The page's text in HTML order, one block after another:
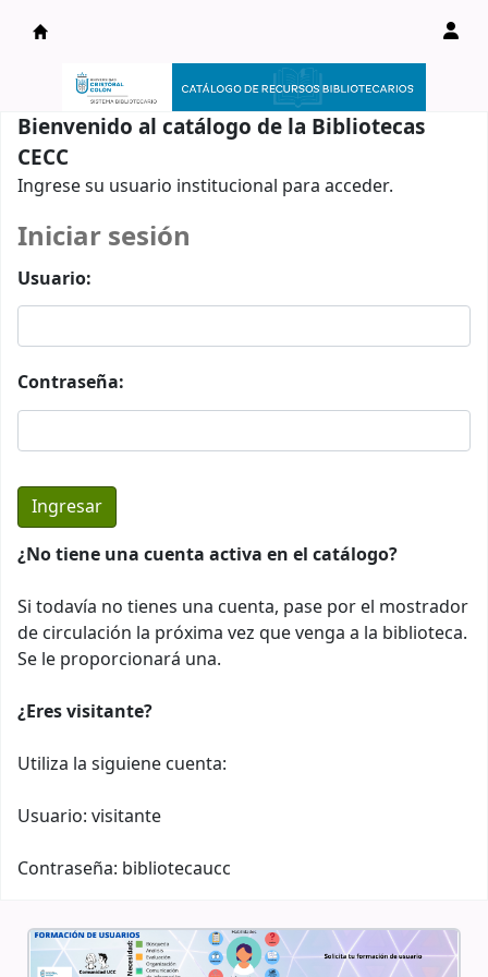
Catálogo en línea
Bienvenido al catálogo de la Bibliotecas
CECC
Ingrese su usuario institucional para acceder.
Iniciar sesión
Usuario:
Contraseña:
¿No tiene una cuenta activa en el catálogo?
Si todavía no tienes una cuenta, pase por el mostrador
de circulación la próxima vez que venga a la biblioteca.
Se le proporcionará una.
¿Eres visitante?
Utiliza la siguiene cuenta:
Usuario: visitante
Contraseña: bibliotecaucc